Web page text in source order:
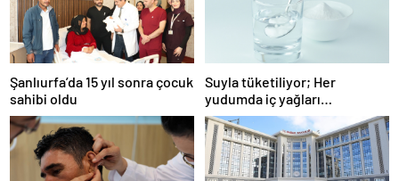
Şanlıurfa’da 15 yıl sonra çocuk
sahibi oldu
Suyla tüketiliyor; Her
yudumda iç yağları
parçalıyor…